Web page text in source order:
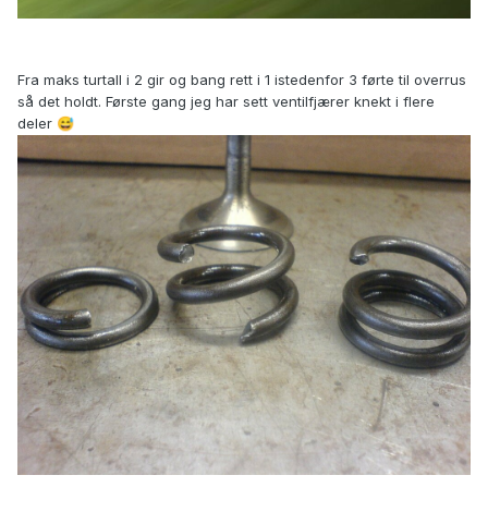
Fra maks turtall i 2 gir og bang rett i 1 istedenfor 3 førte til overrus
så det holdt. Første gang jeg har sett ventilfjærer knekt i flere
deler 😅